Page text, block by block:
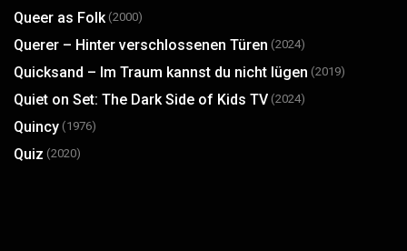
Queer as Folk (2000)
Querer – Hinter verschlossenen Türen (2024)
Quicksand – Im Traum kannst du nicht lügen (2019)
Quiet on Set: The Dark Side of Kids TV (2024)
Quincy (1976)
Quiz (2020)